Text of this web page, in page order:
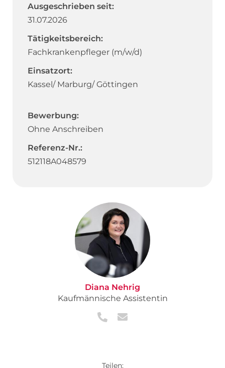
Ausgeschrieben seit:
31.07.2026
Tätigkeitsbereich:
Fachkrankenpfleger (m/w/d)
Einsatzort:
Kassel/ Marburg/ Göttingen
Bewerbung:
Ohne Anschreiben
Referenz-Nr.:
512118A048579
Diana Nehrig
Kaufmännische Assistentin
Teilen: